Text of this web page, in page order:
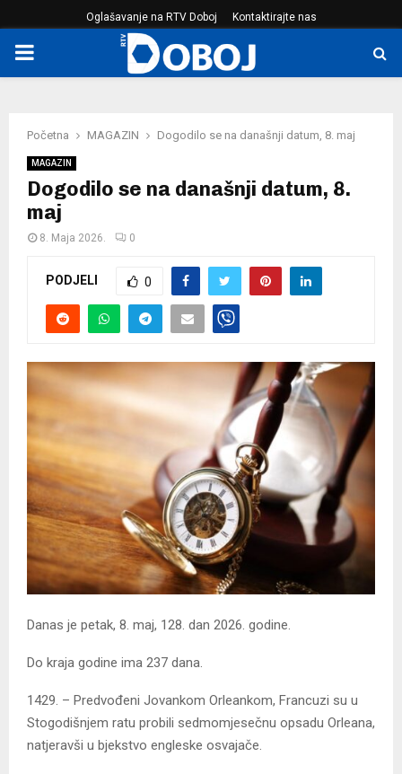
Oglašavanje na RTV Doboj Kontaktirajte nas
PRIMARY
Početna MAGAZIN Dogodilo se na današnji datum, 8. maj
MAGAZIN
Dogodilo se na današnji datum, 8.
maj
8. Maja 2026. 0
PODJELI 0
Danas je petak, 8. maj, 128. dan 2026. godine.
Do kraja godine ima 237 dana.
1429. – Predvođeni Jovankom Orleankom, Francuzi su u
Stogodišnjem ratu probili sedmomjesečnu opsadu Orleana,
natjeravši u bjekstvo engleske osvajače.